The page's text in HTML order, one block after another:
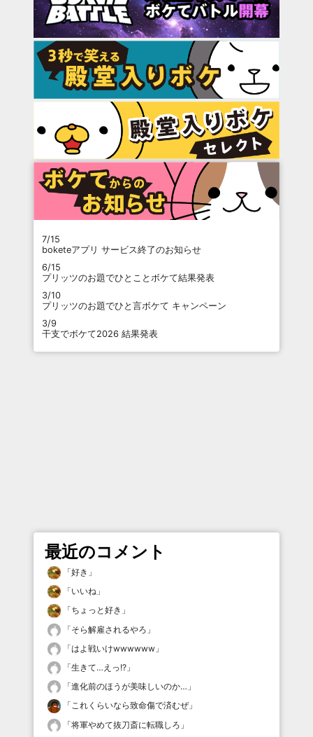
7/15
boketeアプリ サービス終了のお知らせ
6/15
プリッツのお題でひとことボケて結果発表
3/10
プリッツのお題でひと言ボケて キャンペーン
3/9
干支でボケて2026 結果発表
最近のコメント
「好き 」
「いいね 」
「ちょっと好き 」
「そら解雇されるやろ 」
「はよ戦いけwwwwww 」
「生きて…えっ!? 」
「進化前のほうが美味しいのか… 」
「これくらいなら致命傷で済むぜ」
「将軍やめて抜刀斎に転職しろ 」